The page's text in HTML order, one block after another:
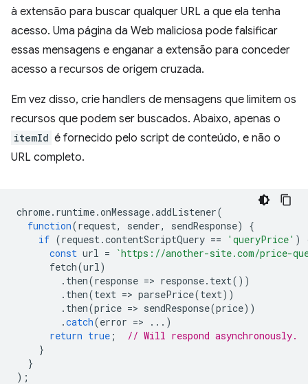
à extensão para buscar qualquer URL a que ela tenha
acesso. Uma página da Web maliciosa pode falsificar
essas mensagens e enganar a extensão para conceder
acesso a recursos de origem cruzada.
Em vez disso, crie handlers de mensagens que limitem os
recursos que podem ser buscados. Abaixo, apenas o
itemId é fornecido pelo script de conteúdo, e não o
URL completo.
chrome. runtime.onMessage.addListener(
function(request, sender, sendResponse)
{
if (request.contentScriptQuery == 'queryPrice' )
const url =
`https://another-site.com/price-
fetch(url)
. then(response => response. text())
. then(text => parsePrice(text))
. then(price => sendResponse(price))
.catch(error =>
...)
return true ;
// Will respond asynchronously.
}
}
);